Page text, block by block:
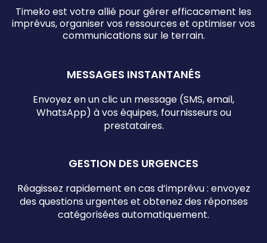
Timeko est votre allié pour gérer efficacement les
imprévus, organiser vos ressources et optimiser vos
communications sur le terrain.
MESSAGES INSTANTANÉS
Envoyez en un clic un message (SMS, email,
WhatsApp) à vos équipes, fournisseurs ou
prestataires.
GESTION DES URGENCES
Réagissez rapidement en cas d’imprévu : envoyez
des questions urgentes et obtenez des réponses
catégorisées automatiquement.